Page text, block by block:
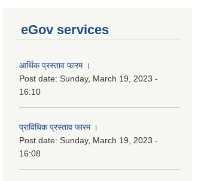
eGov services
आर्थिक प्रस्ताव फारम ।
Post date: Sunday, March 19, 2023 -
16:10
प्राविधिक प्रस्ताव फारम ।
Post date: Sunday, March 19, 2023 -
16:08